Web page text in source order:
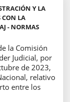
Y LA
CON LA
- NORMAS
la Comisión
Judicial, por
de 2023,
relativo
entre los